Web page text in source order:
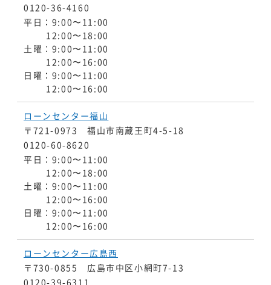
0120-36-4160
平日：9:00〜11:00
12:00〜18:00
土曜：9:00〜11:00
12:00〜16:00
日曜：9:00〜11:00
12:00〜16:00
ローンセンター福山
〒721-0973 福山市南蔵王町4-5-18
0120-60-8620
平日：9:00〜11:00
12:00〜18:00
土曜：9:00〜11:00
12:00〜16:00
日曜：9:00〜11:00
12:00〜16:00
ローンセンター広島西
〒730-0855 広島市中区小網町7-13
0120-39-6311